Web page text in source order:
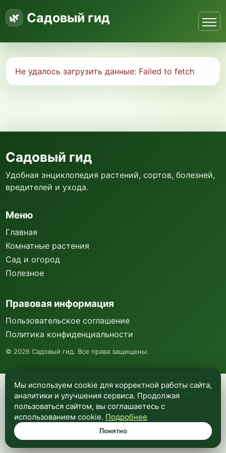
Садовый гид
Не удалось загрузить данные: Failed to fetch
Мы используем куки и Яндекс Метрику для
анализа посещаемости и улучшения работы
сайта. Подробнее —в политике
конфиденциальности.
Понятно
Садовый гид
Удобная энциклопедия растений, сортов, болезней,
вредителей и ухода.
Меню
Главная
Комнатные растения
Сад и огород
Полезное
Правовая информация
Пользовательское соглашение
Политика конфиденциальности
© 2026 Садовый гид. Все права защищены.
Мы используем cookie для корректной работы сайта,
аналитики и улучшения сервиса. Продолжая
пользоваться сайтом, вы соглашаетесь с
использованием cookie. Подробнее
Понятно